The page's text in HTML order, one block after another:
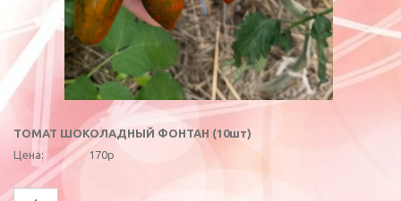
ТОМАТ ШОКОЛАДНЫЙ ФОНТАН (10шт)
Цена:
170р